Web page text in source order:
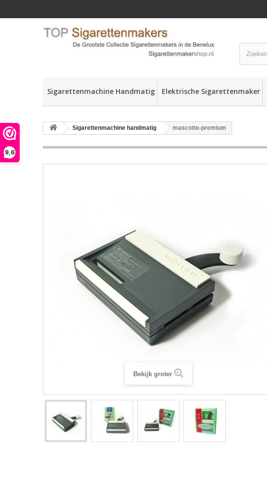
9,6
Sigarettenmachine Handmatig Elektrische Sigarettenmaker
Sigarettenmachine handmatig mascotte-premium
Bekijk groter